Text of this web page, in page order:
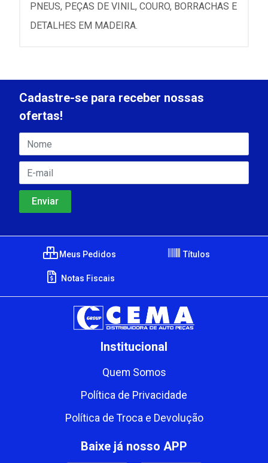
PNEUS, PEÇAS DE VINIL, COURO, BORRACHAS E
DETALHES EM MADEIRA.
Cadastre-se para receber nossas
ofertas!
Meus Pedidos Títulos
Notas Fiscais
Institucional
Quem Somos
Política de Privacidade
Política de Troca e Devolução
Baixe já nosso APP